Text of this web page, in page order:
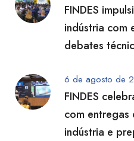
FINDES
indústria com
debates
6 de agosto de
FINDES
com entregas
indústria e